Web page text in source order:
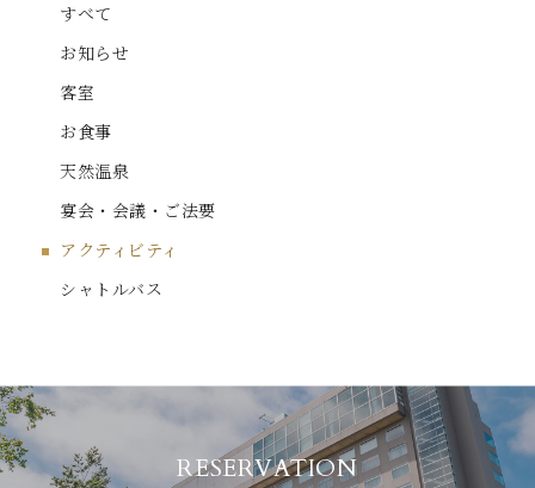
すべて
お知らせ
客室
お食事
天然温泉
宴会・会議・ご法要
アクティビティ
シャトルバス
RESERVATION